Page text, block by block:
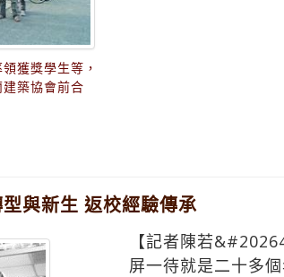
獲獎學生等，
築協會前合
與新生 返校經驗傳承
【記者陳若
屏一待就是二十多